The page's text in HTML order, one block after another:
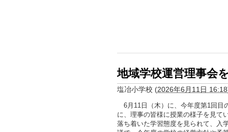
地域学校運営理事会
塩冶小学校 (2026年6月11日 16:18
6月11日（木）に、今年度第1回目
に、理事の皆様に授業の様子を見て
落ち着いた学習態度を見られて、入